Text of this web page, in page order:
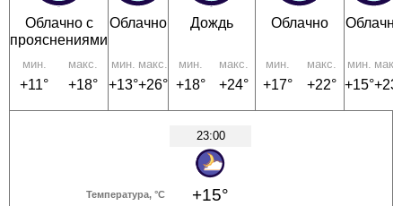
Облачно с
прояснениями
мин.
+11°
макс.
+18°
Облачно
мин.
+13°
макс.
+26°
Дождь
мин.
+18°
макс.
+24°
Облачно
мин.
+17°
макс.
+22°
Облачно
мин.
+15°
23:00
Температура, °C +15°